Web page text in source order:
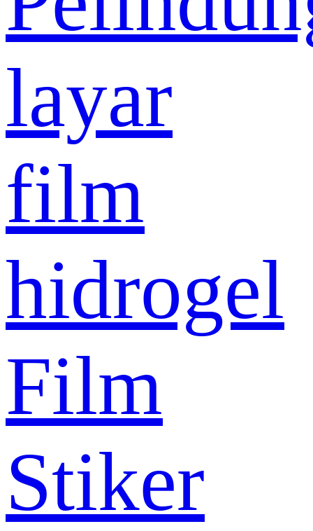
layar
film
hidrogel
Film
Stiker